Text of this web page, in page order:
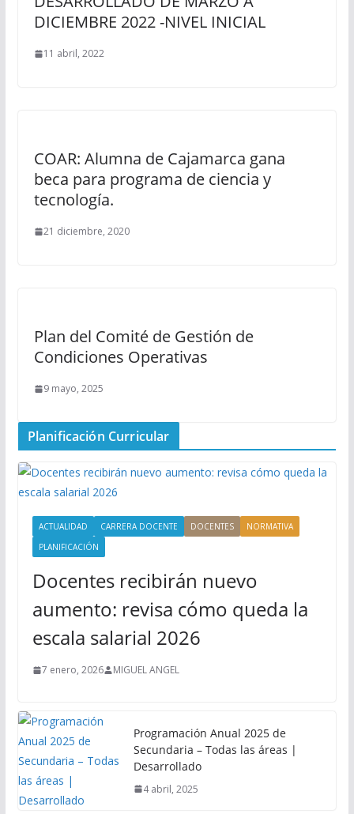
DICIEMBRE 2022 -NIVEL INICIAL
11 abril, 2022
COAR: Alumna de Cajamarca gana
beca para programa de ciencia y
tecnología.
21 diciembre, 2020
Plan del Comité de Gestión de
Condiciones Operativas
9 mayo, 2025
Planificación Curricular
ACTUALIDAD CARRERA DOCENTE DOCENTES
NORMATIVA
PLANIFICACIÓN
Docentes recibirán nuevo
aumento: revisa cómo queda la
escala salarial 2026
7 enero, 2026 MIGUEL ANGEL
Programación Anual 2025 de
Secundaria – Todas las áreas |
Desarrollado
4 abril, 2025